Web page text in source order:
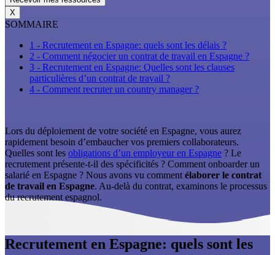
X
SOMMAIRE
1 - Recrutement en Espagne: quels sont les délais ?
2 - Comment négocier un contrat de travail en Espagne ?
3 - Recrutement en Espagne: Quelles sont les clauses
particulières d’un contrat de travail ?
4 - Comment recruter un country manager ?
Lors du déploiement de votre société en Espagne, vous aurez
rapidement besoin d’embaucher vos premiers collaborateurs.
Quelles sont les obligations d’un employeur en Espagne ? Le
recrutement présente-t-il des spécificités ? Comment onboarder un
salarié en Espagne ? Nous avons vu comment élaborer le contrat
de travail en Espagne. Au-delà du contrat, examinons le processus
du recrutement espagnol.
Recrutement en Espagne: quels sont les